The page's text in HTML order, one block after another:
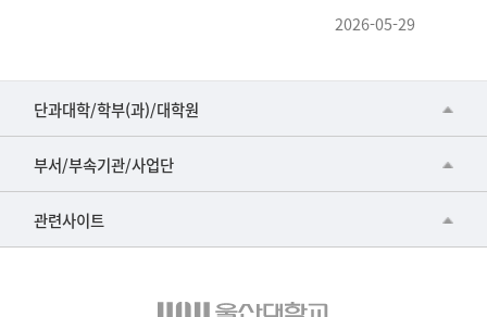
2026-05-15
단과대학/학부(과)/대학원
■인문대학
▷국어국문학부
▷일본어·일본학과
▷프랑스어·프랑스학과
부서/부속기관/사업단
공동기기센터
공학교육혁신센터
관련사이트
건강가정지원센터
교수협의회